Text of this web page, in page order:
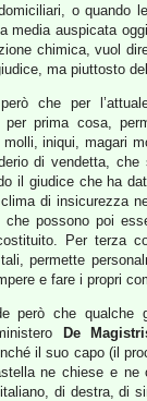
o quando
media auspicata
chimica, vuol
ma piuttosto
che per
per prima cosa,
iniqui, magari
di vendetta,
il giudice che ha
di insicurezza
che possono poi
Per terza
permette
e fare i propri
però che
De
il suo capo (il
ne chiese e
di destra, di